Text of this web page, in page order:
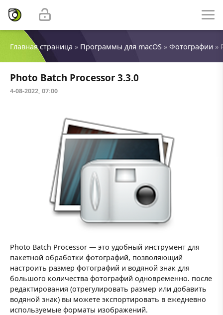
Главная страница » Программы для macOS » Фотографии »
Photo Batch Processor 3.3.0
4-08-2022, 07:00
Photo Batch Processor — это удобный инструмент для
пакетной обработки фотографий, позволяющий
настроить размер фотографий и водяной знак для
большого количества фотографий одновременно. после
редактирования (отрегулировать размер или добавить
водяной знак) вы можете экспортировать в ежедневно
используемые форматы изображений.